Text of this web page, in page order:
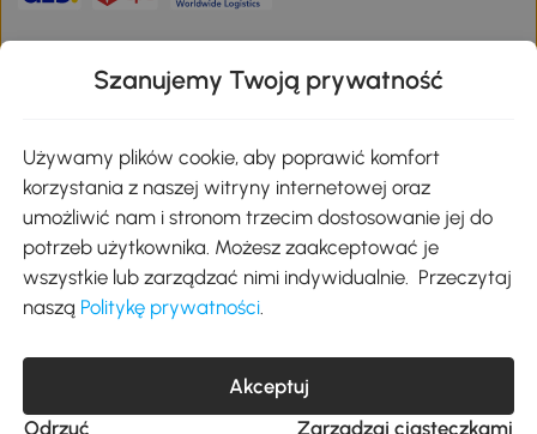
Pobierz aplikację Aosom
Google Play
kontakt@aosom.pl
MH Handel GmbH, Wendenstraße 309, 20537 Hamburg Pon.-piąt.:
9:00 - 17:30
Szanujemy Twoją prywatność
Używamy plików cookie, aby poprawić komfort
korzystania z naszej witryny internetowej oraz
umożliwić nam i stronom trzecim dostosowanie jej do
potrzeb użytkownika. Możesz zaakceptować je
wszystkie lub zarządzać nimi indywidualnie. Przeczytaj
naszą Politykę prywatności.
Akceptuj
Odrzuć
Zarządzaj ciasteczkami